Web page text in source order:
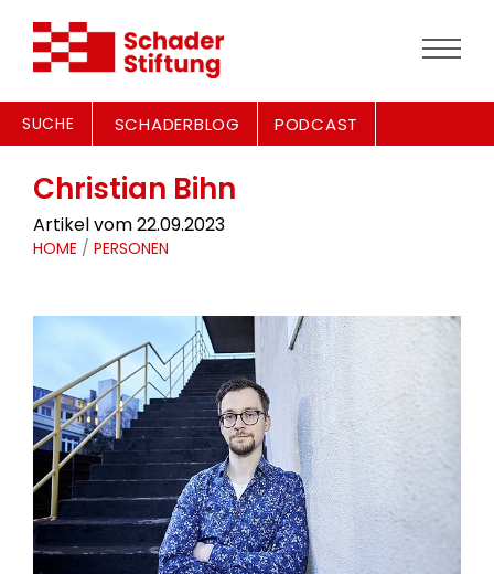
SUCHE SCHADERBLOG PODCAST
Christian Bihn
Artikel vom 22.09.2023
HOME / PERSONEN